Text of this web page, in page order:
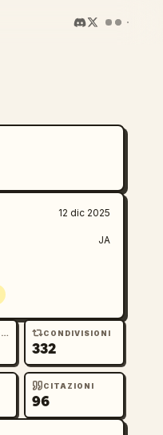
12 dic 2025
JA
VISUALIZZAZIONI CONDIVISIONI
332
CITAZIONI
96